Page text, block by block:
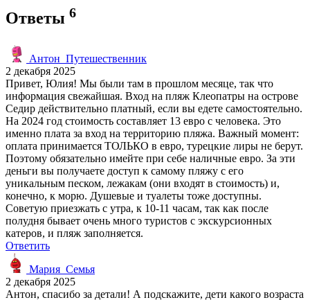
Ответы 6
Антон_Путешественник
2 декабря 2025
Привет, Юлия! Мы были там в прошлом месяце, так что
информация свежайшая. Вход на пляж Клеопатры на острове
Седир действительно платный, если вы едете самостоятельно.
На 2024 год стоимость составляет 13 евро с человека. Это
именно плата за вход на территорию пляжа. Важный момент:
оплата принимается ТОЛЬКО в евро, турецкие лиры не берут.
Поэтому обязательно имейте при себе наличные евро. За эти
деньги вы получаете доступ к самому пляжу с его
уникальным песком, лежакам (они входят в стоимость) и,
конечно, к морю. Душевые и туалеты тоже доступны.
Советую приезжать с утра, к 10-11 часам, так как после
полудня бывает очень много туристов с экскурсионных
катеров, и пляж заполняется.
Ответить
Мария_Семья
2 декабря 2025
Антон, спасибо за детали! А подскажите, дети какого возраста